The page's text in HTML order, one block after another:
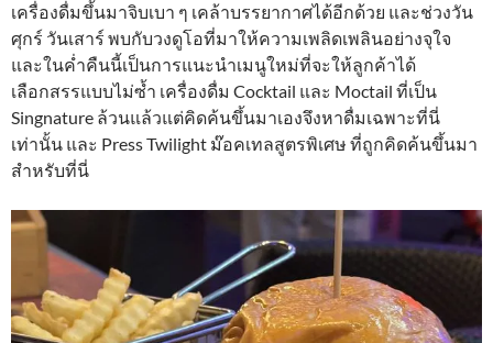
เครื่องดื่มขึ้นมาจิบเบา ๆ เคล้าบรรยากาศได้อีกด้วย และช่วงวัน
ศุกร์ วันเสาร์ พบกับวงดูโอที่มาให้ความเพลิดเพลินอย่างจุใจ
และในค่ำคืนนี้เป็นการแนะนำเมนูใหม่ที่จะให้ลูกค้าได้
เลือกสรรแบบไม่ซ้ำ เครื่องดื่ม Cocktail และ Moctail ที่เป็น
Singnature ล้วนแล้วแต่คิดค้นขึ้นมาเองจึงหาดื่มเฉพาะที่นี่
เท่านั้น และ Press Twilight ม๊อคเทลสูตรพิเศษ ที่ถูกคิดค้นขึ้นมา
สำหรับที่นี่